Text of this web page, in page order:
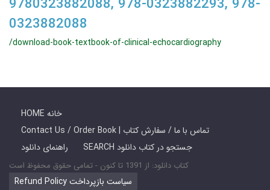
9780323882088, 978-0323882293, 978-
0323882088
/download-book-textbook-of-clinical-echocardiography
HOME خانه
Contact Us / Order Book | تماس با ما / سفارش کتاب
راهنمای دانلود
SEARCH جستجو در کتاب دانلود
کتاب دانلود: از 1391 تا کنون - تمامی حقوق محفوظ است
Refund Policy سیاست بازپرداخت